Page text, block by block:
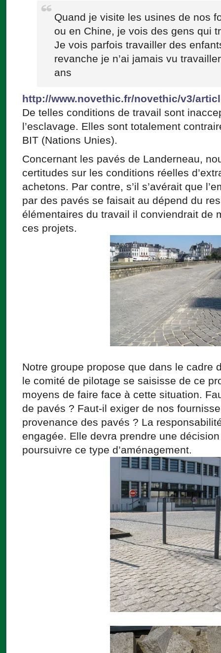
Quand je visite les usines de nos
ou en Chine, je vois des gens qui
Je vois parfois travailler des
revanche je n’ai jamais vu
ans
http://www.novethic.fr/novethic/v3/
De telles conditions de travail sont
l’esclavage. Elles sont totalement
BIT (Nations Unies).
Concernant les pavés de Landerneau,
certitudes sur les conditions réelles
achetons. Par contre, s’il s’avérait que
par des pavés se faisait au dépend du
élémentaires du travail il conviendrait de
ces projets.
Notre groupe propose que dans le cadre
le comité de pilotage se saisisse de ce
moyens de faire face à cette situation.
de pavés ? Faut-il exiger de nos
provenance des pavés ? La
engagée. Elle devra prendre une
poursuivre ce type d’aménagement.